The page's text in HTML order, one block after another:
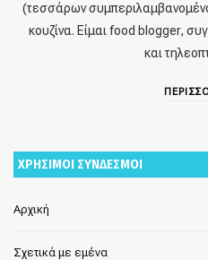
(τεσσάρων
κουζίνα. Είμαι food blogger,
και
ΧΡΗΣΙΜΟΙ ΣΥΝΔΕΣΜΟΙ
Αρχική
Σχετικά με εμένα